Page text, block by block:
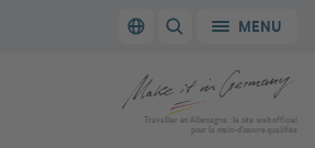
Make it in GermanyChanger de langue
AFFICHER/MENU
Vers la page d'accueil de Make it in Germany
Travailler en Allemagne : le site web officiel
pour la main-d’œuvre qualifiée